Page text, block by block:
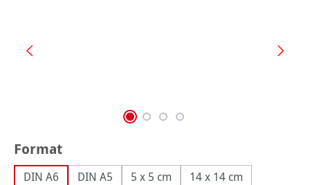
Formatauswählen
DIN A6 DIN A5 5 x 5 cm 14 x 14 cm